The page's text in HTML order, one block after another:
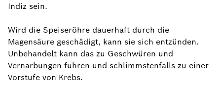
Indiz sein.
Wird die Speiseröhre dauerhaft durch die
Magensäure geschädigt, kann sie sich entzünden.
Unbehandelt kann das zu Geschwüren und
Vernarbungen fuhren und schlimmstenfalls zu einer
Vorstufe von Krebs.